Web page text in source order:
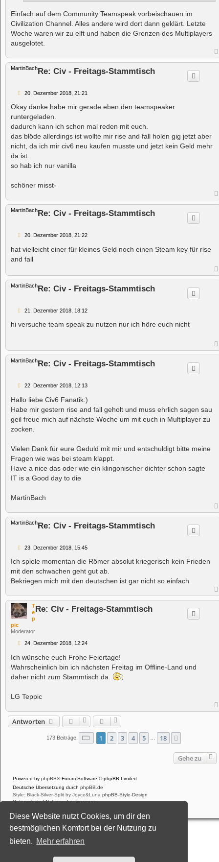
Diese Website nutzt Cookies, um dir den
bestmöglichen Komfort bei der Nutzung zu
bieten. Mehr erfahren
Einfach auf dem Community Teamspeak vorbeischauen im
Civilization Channel. Alles andere wird dort dann geklärt. Letzte
Woche waren wir zu elft und haben die Grenzen des Multiplayers
ausgelotet.
MartinBachRe: Civ - Freitags-Stammtisch
B
i
t
r
a
g
20. Dezember 2018, 21:21
Okay danke habe mir gerade eben den teamspeaker
runtergeladen.
dadurch kann ich schon mal reden mit euch.
das blöde allerdings ist wollte mir rise and fall holen gig jetzt aber
nicht, da ich mir civ6 neu kaufen musste und jetzt kein Geld mehr
da ist.
so hab ich nur vanilla
schöner misst-
MartinBachRe: Civ - Freitags-Stammtisch
B
i
t
20. Dezember 2018, 21:22
hat vielleicht einer für kleines Geld noch einen Steam key für rise
and fall
MartinBachRe: Civ - Freitags-Stammtisch
B
i
21. Dezember 2018, 18:12
hi versuche team speak zu nutzen nur ich höre euch nicht
MartinBachRe: Civ - Freitags-Stammtisch
B
i
t
r
a
g
22. Dezember 2018, 12:13
Hallo liebe Civ6 Fanatik:)
Habe mir gestern rise and fall geholt und muss ehrlich sagen sau
geil freue mich auf nächste Woche um mit euch in Multiplayer zu
zocken.
Vielen Dank für eure Geduld mit mir und entschuldigt bitte meine
Fragen wie was bei steam klappt.
Have a nice das oder wie ein klingonischer dichter schon sagte
IT is a Good day to die
MartinBach
MartinBachRe: Civ - Freitags-Stammtisch
B
i
r
a
g
23. Dezember 2018, 15:45
Ich spiele momentan die Römer absolut kriegerisch kein Frieden
mit den schwachen geht gut ab.
Bekriegen mich mit den deutschen ist gar nicht so einfach
T
e
p
pic
Moderator
Re: Civ - Freitags-Stammtisch
B
i
r
g
24. Dezember 2018, 12:24
Ich wünsche euch Frohe Feiertage!
Wahrscheinlich bin ich nächsten Freitag im Offline-Land und
daher nicht zum Stammtisch da.
LG Teppic
Antworten
173 Beiträge Seite 1von 18
1 2 3 4 5 18
Gehe zu
Powered by phpBB® Forum Software © phpBB Limited
Deutsche Übersetzung durch phpBB.de
Style: Black-Silver-Split by Joyce&Luna phpBB-Style-Design
Datenschutz |Nutzungsbedingungen